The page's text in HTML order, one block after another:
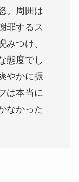
。周囲は
罪するス
みつけ、
態度でし
やかに振
は本当に
なかった